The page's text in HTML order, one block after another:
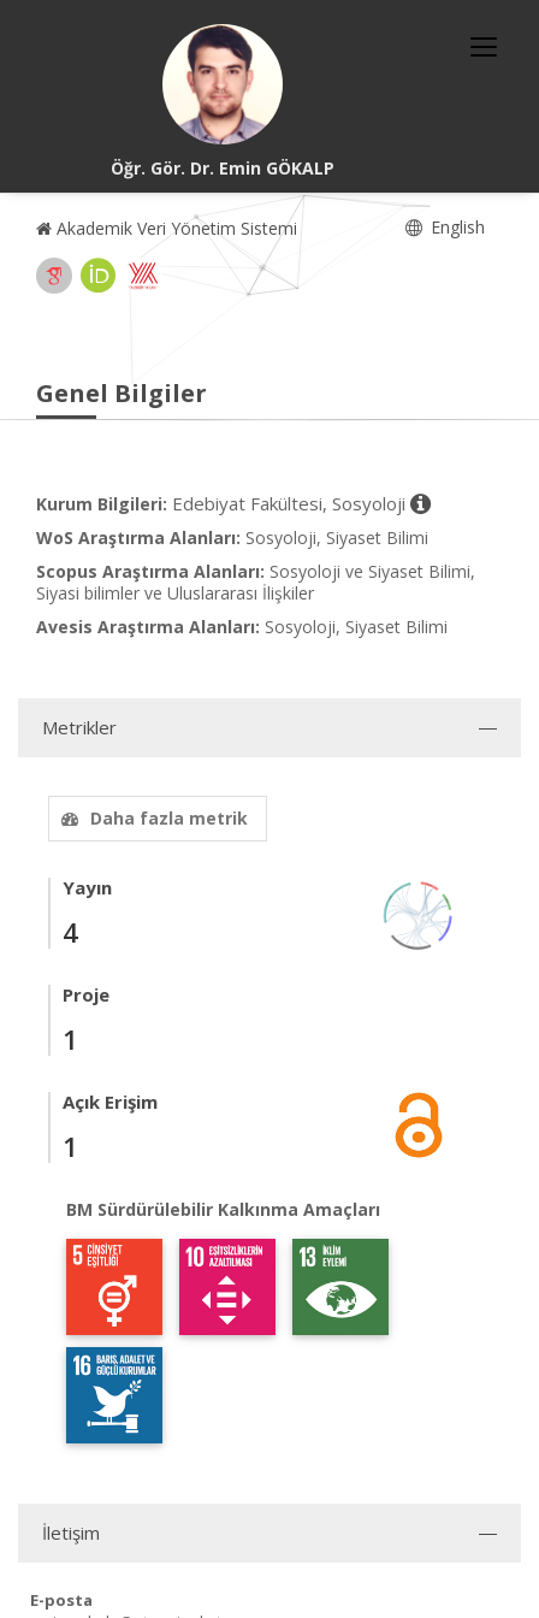
Öğr. Gör. Dr. Emin GÖKALP
Akademik Veri Yönetim Sistemi English
Genel Bilgiler
Kurum Bilgileri: Edebiyat Fakültesi, Sosyoloji
WoS Araştırma Alanları: Sosyoloji, Siyaset Bilimi
Scopus Araştırma Alanları: Sosyoloji ve Siyaset Bilimi,
Siyasi bilimler ve Uluslararası İlişkiler
Avesis Araştırma Alanları: Sosyoloji, Siyaset Bilimi
Metrikler
Daha fazla metrik
Yayın
4
Proje
1
Açık Erişim
1
BM Sürdürülebilir Kalkınma Amaçları
İletişim
E-posta